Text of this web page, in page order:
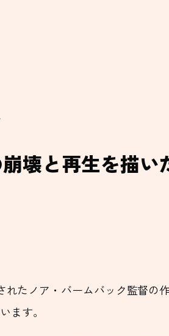
壊と再生を描
れたノア・バームバック監督の
ます。